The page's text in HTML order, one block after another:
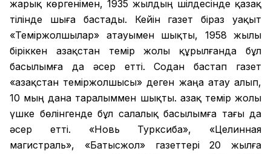
жарық көргенімен, 1935 жылдың шілдесінде қазақ
тілінде шыға бастады. Кейін газет біраз уақыт
«Теміржолшылар» атауымен шықты, 1958 жылы
біріккен Қазақстан темір жолы құрылғанда бұл
басылымға да әсер етті. Содан бастап газет
«Қазақстан теміржолшысы» деген жаңа атау алып,
10 мың дана таралыммен шықты. Қазақ темір жолы
үшке бөлінгенде бұл салалық басылымға тағы да
әсер етті. «Новь Турксиба», «Целинная
магистраль», «Батысжол» газеттері 20 жылға